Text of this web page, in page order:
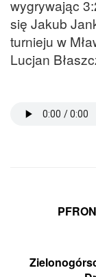
wygrywając
się Jakub
turnieju w
Lucjan